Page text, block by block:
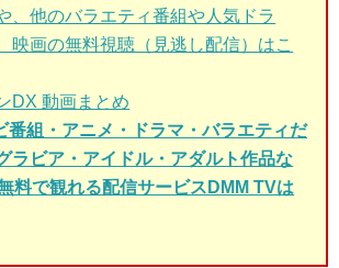
、他のバラエティ番組や人気ドラ
映画の無料視聴（見逃し配信）はこ
DX 動画まとめ
番組・アニメ・ドラマ・バラエティだ
ラビア・アイドル・アダルト作品な
料で観れる配信サービスDMM TVは